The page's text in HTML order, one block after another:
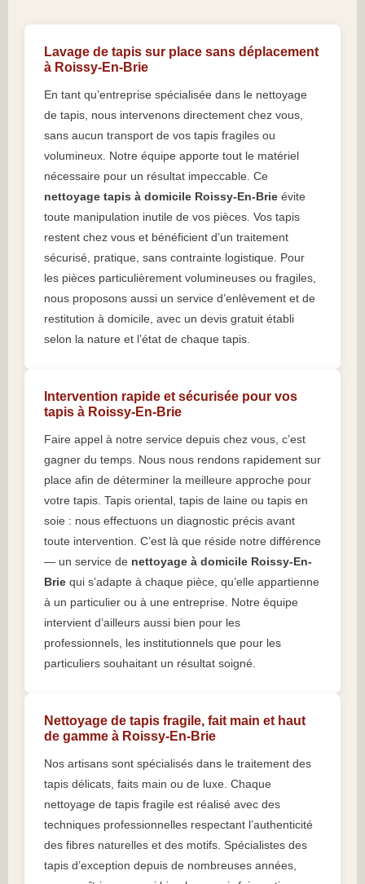
Lavage de tapis sur place sans déplacement
à Roissy-En-Brie
En tant qu’entreprise spécialisée dans le nettoyage
de tapis, nous intervenons directement chez vous,
sans aucun transport de vos tapis fragiles ou
volumineux. Notre équipe apporte tout le matériel
nécessaire pour un résultat impeccable. Ce
nettoyage tapis à domicile Roissy-En-Brie évite
toute manipulation inutile de vos pièces. Vos tapis
restent chez vous et bénéficient d’un traitement
sécurisé, pratique, sans contrainte logistique. Pour
les pièces particulièrement volumineuses ou fragiles,
nous proposons aussi un service d’enlèvement et de
restitution à domicile, avec un devis gratuit établi
selon la nature et l’état de chaque tapis.
Intervention rapide et sécurisée pour vos
tapis à Roissy-En-Brie
Faire appel à notre service depuis chez vous, c’est
gagner du temps. Nous nous rendons rapidement sur
place afin de déterminer la meilleure approche pour
votre tapis. Tapis oriental, tapis de laine ou tapis en
soie : nous effectuons un diagnostic précis avant
toute intervention. C’est là que réside notre différence
— un service de nettoyage à domicile Roissy-En-
Brie qui s’adapte à chaque pièce, qu’elle appartienne
à un particulier ou à une entreprise. Notre équipe
intervient d’ailleurs aussi bien pour les
professionnels, les institutionnels que pour les
particuliers souhaitant un résultat soigné.
Nettoyage de tapis fragile, fait main et haut
de gamme à Roissy-En-Brie
Nos artisans sont spécialisés dans le traitement des
tapis délicats, faits main ou de luxe. Chaque
nettoyage de tapis fragile est réalisé avec des
techniques professionnelles respectant l’authenticité
des fibres naturelles et des motifs. Spécialistes des
tapis d’exception depuis de nombreuses années,